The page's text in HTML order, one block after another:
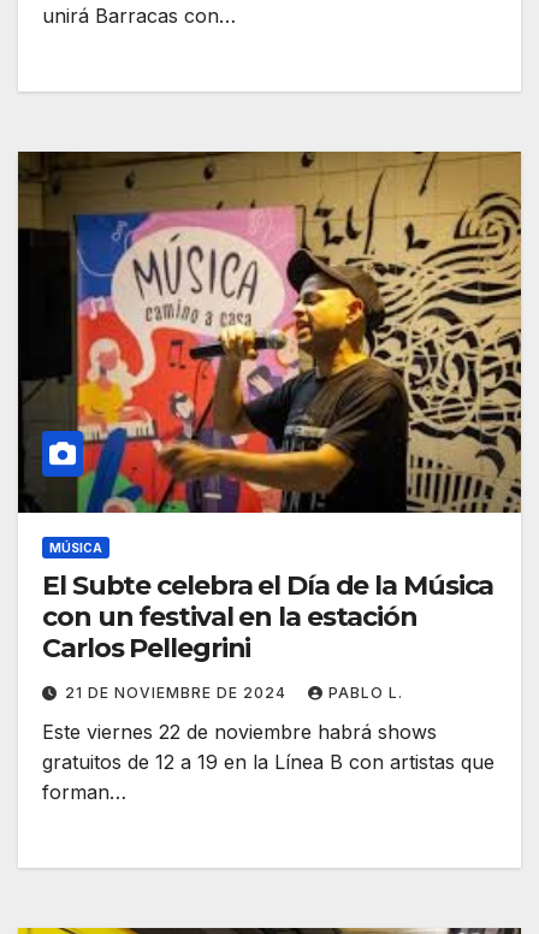
unirá Barracas con…
MÚSICA
El Subte celebra el Día de la Música
con un festival en la estación
Carlos Pellegrini
21 DE NOVIEMBRE DE 2024 PABLO L.
Este viernes 22 de noviembre habrá shows
gratuitos de 12 a 19 en la Línea B con artistas que
forman…